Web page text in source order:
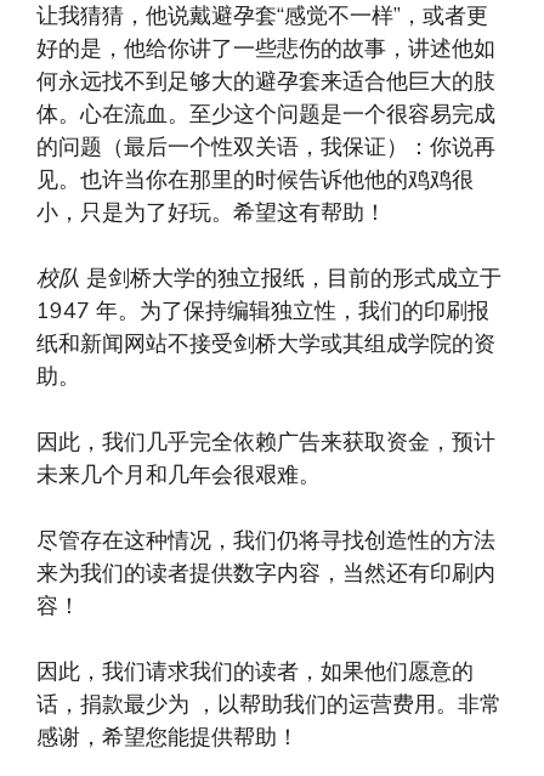
让我猜猜，他说戴避孕套“感觉不一样”，或者更
好的是，他给你讲了一些悲伤的故事，讲述他如
何永远找不到足够大的避孕套来适合他巨大的肢
体。心在流血。至少这个问题是一个很容易完成
的问题（最后一个性双关语，我保证）：你说再
见。也许当你在那里的时候告诉他他的鸡鸡很
小，只是为了好玩。希望这有帮助！
校队 是剑桥大学的独立报纸，目前的形式成立于
1947 年。为了保持编辑独立性，我们的印刷报
纸和新闻网站不接受剑桥大学或其组成学院的资
助。
因此，我们几乎完全依赖广告来获取资金，预计
未来几个月和几年会很艰难。
尽管存在这种情况，我们仍将寻找创造性的方法
来为我们的读者提供数字内容，当然还有印刷内
容！
因此，我们请求我们的读者，如果他们愿意的
话，捐款最少为 ，以帮助我们的运营费用。非常
感谢，希望您能提供帮助！